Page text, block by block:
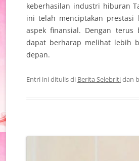
keberhasilan industri hiburan
ini telah menciptakan
aspek finansial. Dengan terus
dapat berharap melihat lebih
depan.
Entri ini ditulis di Berita Selebritidan